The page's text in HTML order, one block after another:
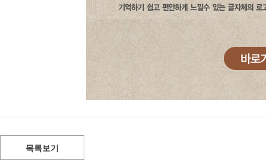
목록보기